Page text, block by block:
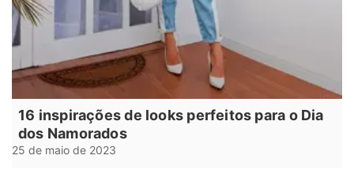
16 inspirações de looks perfeitos para o Dia
dos Namorados
25 de maio de 2023